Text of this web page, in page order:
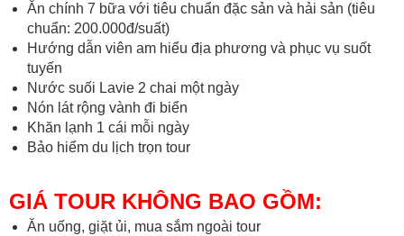
Ăn chính 7 bữa với tiêu chuẩn đặc sản và hải sản (tiêu
chuẩn: 200.000đ/suất)
Hướng dẫn viên am hiểu địa phương và phục vụ suốt
tuyến
Nước suối Lavie 2 chai một ngày
Nón lát rộng vành đi biển
Khăn lạnh 1 cái mỗi ngày
Bảo hiểm du lịch trọn tour
GIÁ TOUR KHÔNG BAO GỒM:
Ăn uống, giặt ủi, mua sắm ngoài tour